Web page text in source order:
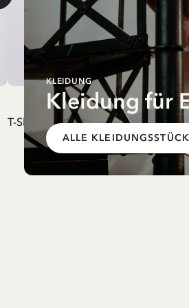
KLEIDUNG
Kleidung für
ALLE
IN DEN
T-Shirt Pippi Langstrumpf –
PIPPI LANGSTRUMPF
54.90 EUR